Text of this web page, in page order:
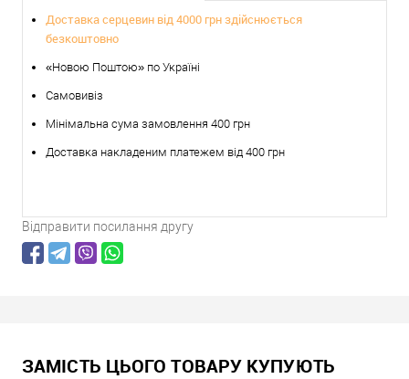
Доставка серцевин від 4000 грн здійснюється
безкоштовно
«Новою Поштою» по Україні
Самовивіз
Мінімальна сума замовлення 400 грн
Доставка накладеним платежем від 400 грн
Відправити посилання другу
ЗАМІСТЬ ЦЬОГО ТОВАРУ КУПУЮТЬ